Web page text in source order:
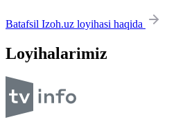
Batafsil Izoh.uz loyihasi haqida
Loyihalarimiz